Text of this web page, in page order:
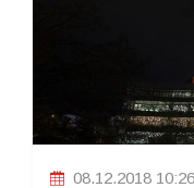
08.12.2018 10:26